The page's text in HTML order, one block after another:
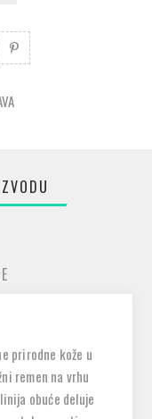
prirodne kože u
remen na vrhu
obuće deluje